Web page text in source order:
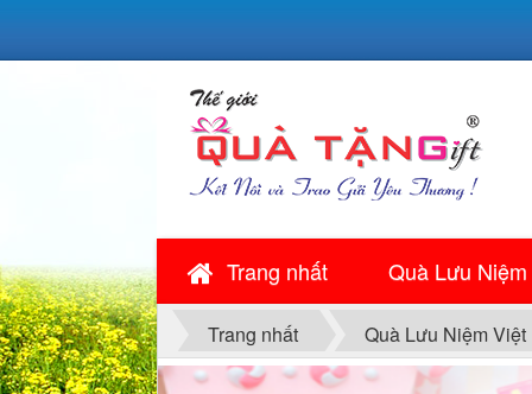
Trang nhất Quà Lưu
Trang nhất Quà Lưu Niệm Việt